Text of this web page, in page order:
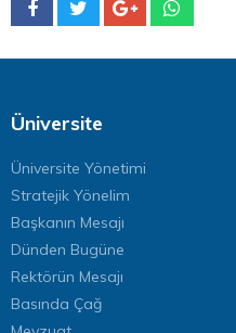
Üniversite
Üniversite Yönetimi
Stratejik Yönelim
Başkanın Mesajı
Dünden Bugüne
Rektörün Mesajı
Basında Çağ